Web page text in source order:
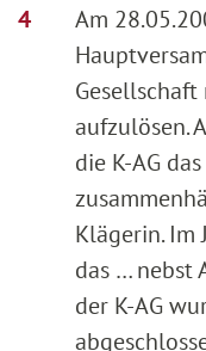
Am
aufzulösen.
die K-AG
Klägerin. Im
das … nebst
der K-AG